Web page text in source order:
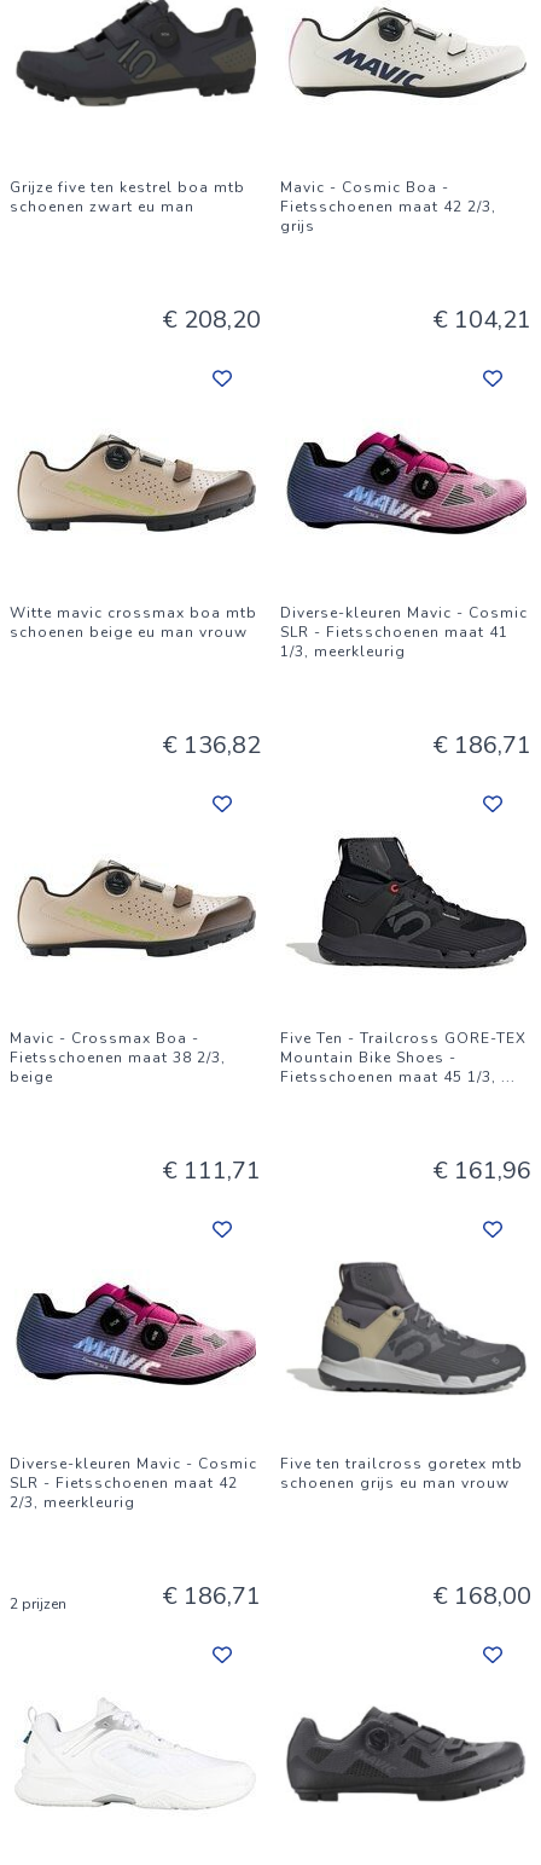
Grijze five ten kestrel boa mtb
schoenen zwart eu man
€ 208,20
Mavic - Cosmic Boa -
Fietsschoenen maat 42 2/3,
grijs
€ 104,21
Witte mavic crossmax boa mtb
schoenen beige eu man vrouw
€ 136,82
Diverse-kleuren Mavic - Cosmic
SLR - Fietsschoenen maat 41
1/3, meerkleurig
€ 186,71
Mavic - Crossmax Boa -
Fietsschoenen maat 38 2/3,
beige
€ 111,71
Five Ten - Trailcross GORE-TEX
Mountain Bike Shoes -
Fietsschoenen maat 45 1/3, ...
€ 161,96
Diverse-kleuren Mavic - Cosmic
SLR - Fietsschoenen maat 42
2/3, meerkleurig
2 prijzen € 186,71
Five ten trailcross goretex mtb
schoenen grijs eu man vrouw
€ 168,00